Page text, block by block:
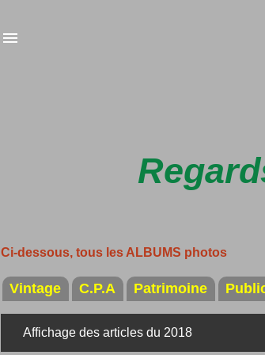
Ci-dessous, tous les ALBUMS photos
Vintage C.P.A Patrimoine
Affichage des articles du 2018